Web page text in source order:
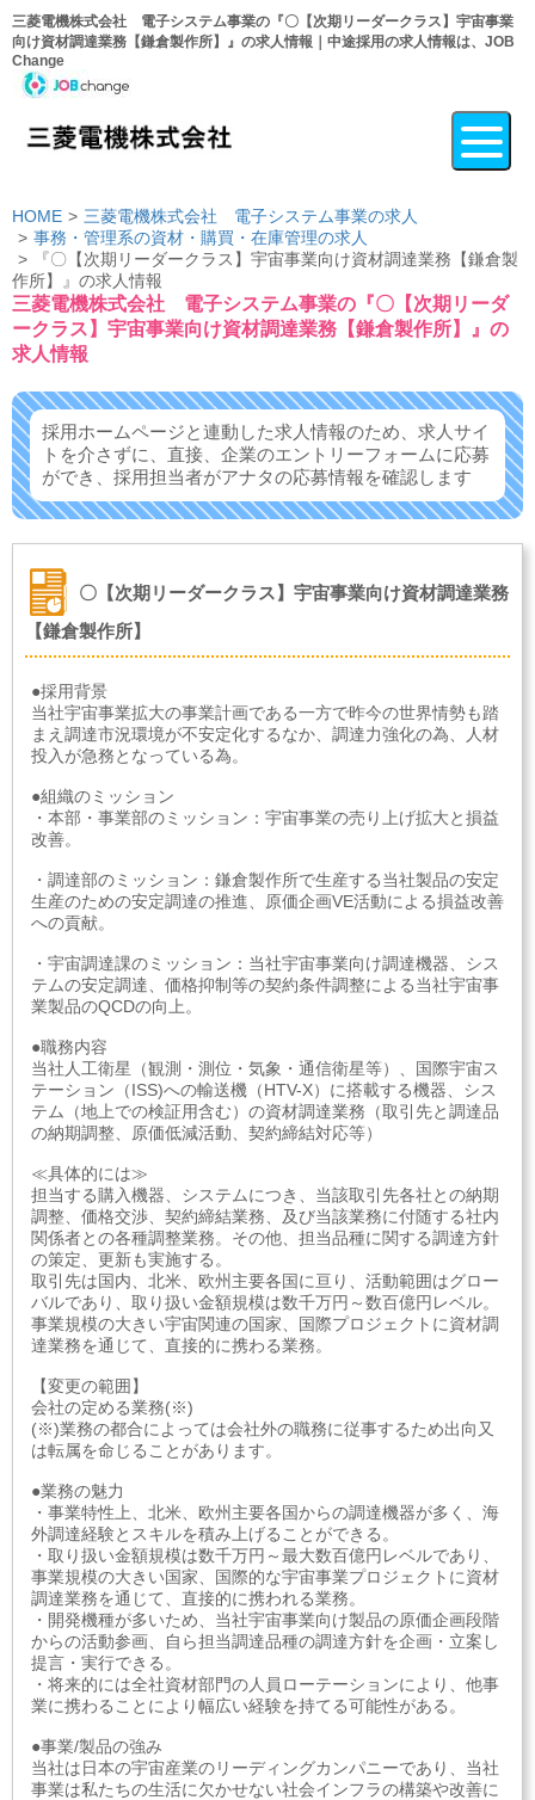
三菱電機株式会社 電子システム事業の『〇【次期リーダークラス】宇宙事業
向け資材調達業務【鎌倉製作所】』の求人情報｜中途採用の求人情報は、JOB
Change
HOME
三菱電機株式会社 電子システム事業の求人
事務・管理系の資材・購買・在庫管理の求人
『〇【次期リーダークラス】宇宙事業向け資材調達業務【鎌倉製
作所】』の求人情報
三菱電機株式会社 電子システム事業の『〇【次期リーダ
ークラス】宇宙事業向け資材調達業務【鎌倉製作所】』の
求人情報
採用ホームページと連動した求人情報のため、求人サイ
トを介さずに、 直接、企業のエントリーフォームに応募
ができ、 採用担当者がアナタの応募情報を確認します
〇【次期リーダークラス】宇宙事業向け資材調達業務
【鎌倉製作所】
●採用背景
当社宇宙事業拡大の事業計画である一方で昨今の世界情勢も踏
まえ調達市況環境が不安定化するなか、調達力強化の為、人材
投入が急務となっている為。
●組織のミッション
・本部・事業部のミッション：宇宙事業の売り上げ拡大と損益
改善。
・調達部のミッション：鎌倉製作所で生産する当社製品の安定
生産のための安定調達の推進、原価企画VE活動による損益改善
への貢献。
・宇宙調達課のミッション：当社宇宙事業向け調達機器、シス
テムの安定調達、価格抑制等の契約条件調整による当社宇宙事
業製品のQCDの向上。
●職務内容
当社人工衛星（観測・測位・気象・通信衛星等）、国際宇宙ス
テーション（ISS)への輸送機（HTV-X）に搭載する機器、シス
テム（地上での検証用含む）の資材調達業務（取引先と調達品
の納期調整、原価低減活動、契約締結対応等）
≪具体的には≫
担当する購入機器、システムにつき、当該取引先各社との納期
調整、価格交渉、契約締結業務、及び当該業務に付随する社内
関係者との各種調整業務。その他、担当品種に関する調達方針
の策定、更新も実施する。
取引先は国内、北米、欧州主要各国に亘り、活動範囲はグロー
バルであり、取り扱い金額規模は数千万円～数百億円レベル。
事業規模の大きい宇宙関連の国家、国際プロジェクトに資材調
達業務を通じて、直接的に携わる業務。
【変更の範囲】
会社の定める業務(※)
(※)業務の都合によっては会社外の職務に従事するため出向又
は転属を命じることがあります。
●業務の魅力
・事業特性上、北米、欧州主要各国からの調達機器が多く、海
外調達経験とスキルを積み上げることができる。
・取り扱い金額規模は数千万円～最大数百億円レベルであり、
事業規模の大きい国家、国際的な宇宙事業プロジェクトに資材
調達業務を通じて、直接的に携われる業務。
・開発機種が多いため、当社宇宙事業向け製品の原価企画段階
からの活動参画、自ら担当調達品種の調達方針を企画・立案し
提言・実行できる。
・将来的には全社資材部門の人員ローテーションにより、他事
業に携わることにより幅広い経験を持てる可能性がある。
●事業/製品の強み
当社は日本の宇宙産業のリーディングカンパニーであり、当社
事業は私たちの生活に欠かせない社会インフラの構築や改善に